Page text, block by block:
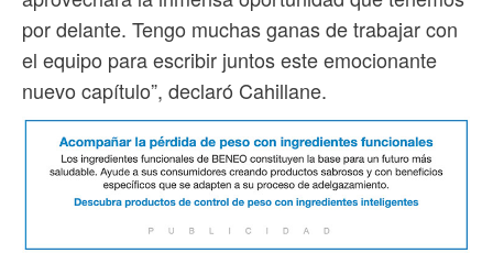
por delante. Tengo muchas ganas de trabajar con
el equipo para escribir juntos este emocionante
nuevo capítulo”, declaró Cahillane.